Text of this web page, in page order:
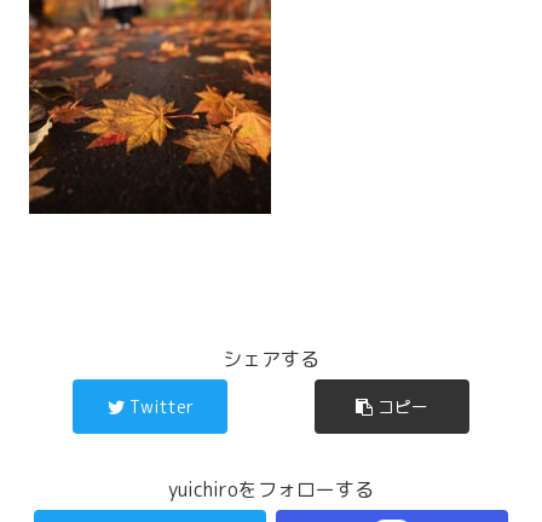
シェアする
Twitter コピー
yuichiroをフォローする